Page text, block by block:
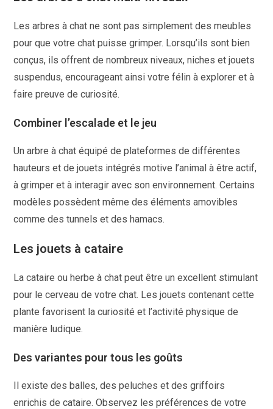
Les arbres à chat ne sont pas simplement des meubles
pour que votre chat puisse grimper. Lorsqu’ils sont bien
conçus, ils offrent de nombreux niveaux, niches et jouets
suspendus, encourageant ainsi votre félin à explorer et à
faire preuve de curiosité.
Combiner l’escalade et le jeu
Un arbre à chat équipé de plateformes de différentes
hauteurs et de jouets intégrés motive l’animal à être actif,
à grimper et à interagir avec son environnement. Certains
modèles possèdent même des éléments amovibles
comme des tunnels et des hamacs.
Les jouets à cataire
La cataire ou herbe à chat peut être un excellent stimulant
pour le cerveau de votre chat. Les jouets contenant cette
plante favorisent la curiosité et l’activité physique de
manière ludique.
Des variantes pour tous les goûts
Il existe des balles, des peluches et des griffoirs
enrichis de cataire. Observez les préférences de votre